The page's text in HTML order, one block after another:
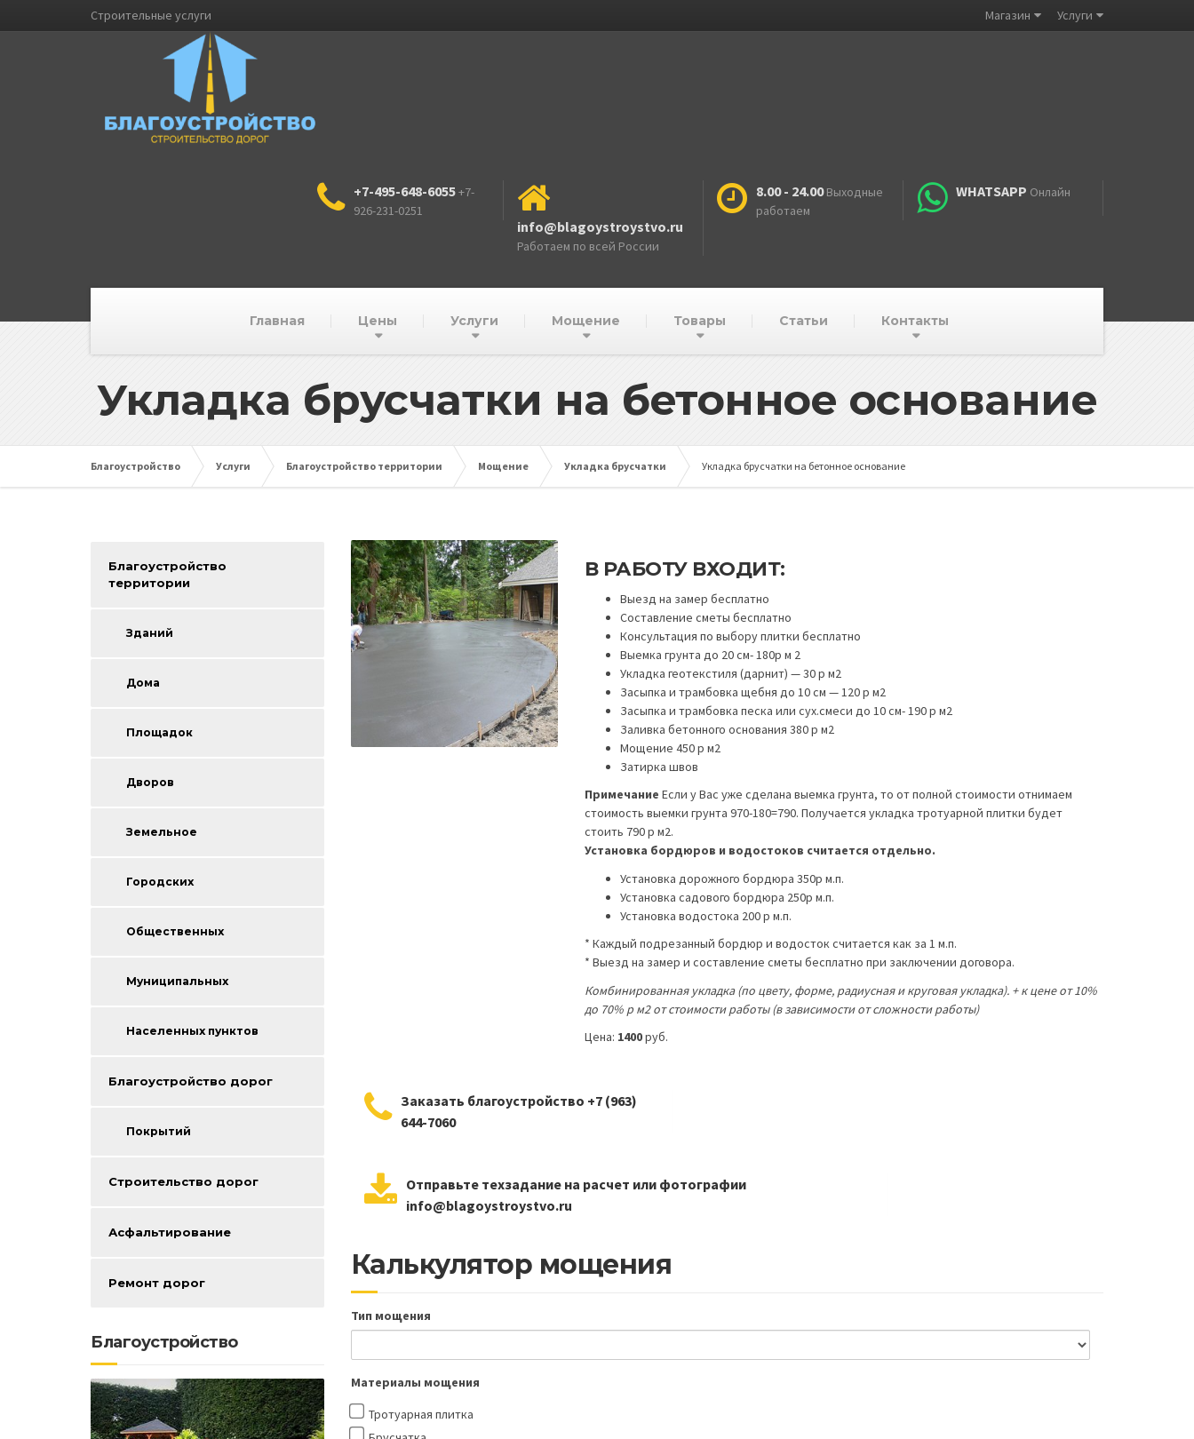
Строительные услуги Магазин Услуги
+7-495-648-6055+7-
926-231-0251
info@blagoystroystvo.ru
Работаем по всей России
8.00 - 24.00 Выходные
работаем
WHATSAPP Онлайн
Главная Цены Услуги Мощение Товары Статьи Контакты
Укладка брусчатки на бетонное основание
Благоустройство Услуги Благоустройство территории Мощение Укладка брусчатки Укладка брусчатки на бетонное основание
В РАБОТУ ВХОДИТ:
Выезд на замер бесплатно
Составление сметы бесплатно
Консультация по выбору плитки бесплатно
Выемка грунта до 20 см- 180р м 2
Укладка геотекстиля (дарнит) — 30 р м2
Засыпка и трамбовка щебня до 10 см — 120 р м2
Засыпка и трамбовка песка или сух.смеси до 10 см- 190 р м2
Заливка бетонного основания 380 р м2
Мощение 450 р м2
Затирка швов
Примечание Если у Вас уже сделана выемка грунта, то от полной стоимости отнимаем
стоимость выемки грунта 970-180=790. Получается укладка тротуарной плитки будет
стоить 790 р м2.
Установка бордюров и водостоков считается отдельно.
Установка дорожного бордюра 350р м.п.
Установка садового бордюра 250р м.п.
Установка водостока 200 р м.п.
* Каждый подрезанный бордюр и водосток считается как за 1 м.п.
* Выезд на замер и составление сметы бесплатно при заключении договора.
Комбинированная укладка (по цвету, форме, радиусная и круговая укладка). + к цене от 10%
до 70% р м2 от стоимости работы (в зависимости от сложности работы)
Цена: 1400руб.
Заказать благоустройство +7 (963)
644-7060
Отправьте техзадание на расчет или фотографии
info@blagoystroystvo.ru
Калькулятор мощения
Тип мощения
Материалы мощения
Тротуарная плитка
Благоустройство
территории
Зданий
Дома
Площадок
Дворов
Земельное
Городских
Общественных
Муниципальных
Населенных пунктов
Благоустройство дорог
Покрытий
Строительство дорог
Асфальтирование
Ремонт дорог
Благоустройство